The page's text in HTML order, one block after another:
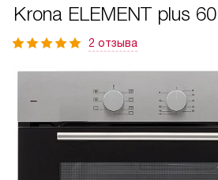
Krona ELEMENT plus
2 отзыва